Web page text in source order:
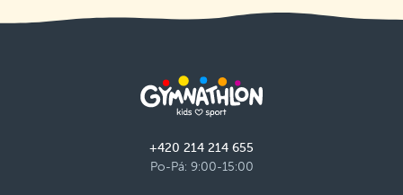
+420 214 214 655
Po-Pá: 9:00-15:00